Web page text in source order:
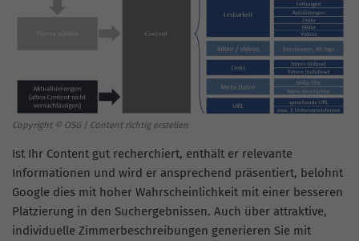
Copyright © OSG | Content richtig erstellen
Ist Ihr Content gut recherchiert, enthält er relevante
Informationen und wird er ansprechend präsentiert, belohnt
Google dies mit hoher Wahrscheinlichkeit mit einer besseren
Platzierung in den Suchergebnissen. Auch über attraktive,
individuelle Zimmerbeschreibungen generieren Sie mit